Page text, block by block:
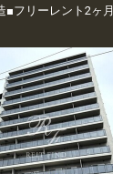
■フリーレント2ヶ月